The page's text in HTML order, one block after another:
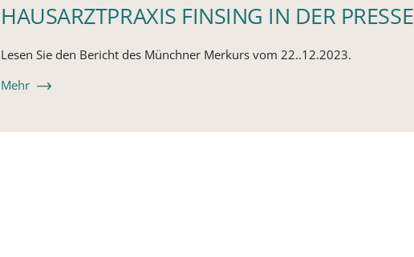
HAUSARZTPRAXIS FINSING IN DER PRESSE
Lesen Sie den Bericht des Münchner Merkurs vom 22..12.2023.
Mehr : Den Artikel lesen: Hausarztpraxis Finsing in der Presse